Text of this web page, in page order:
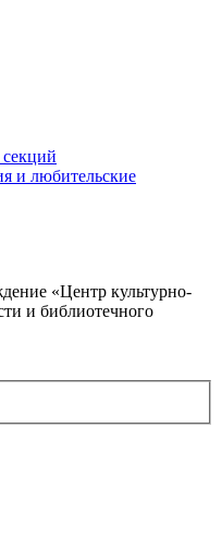
и любительские
«Центр культурно-
и библиотечного